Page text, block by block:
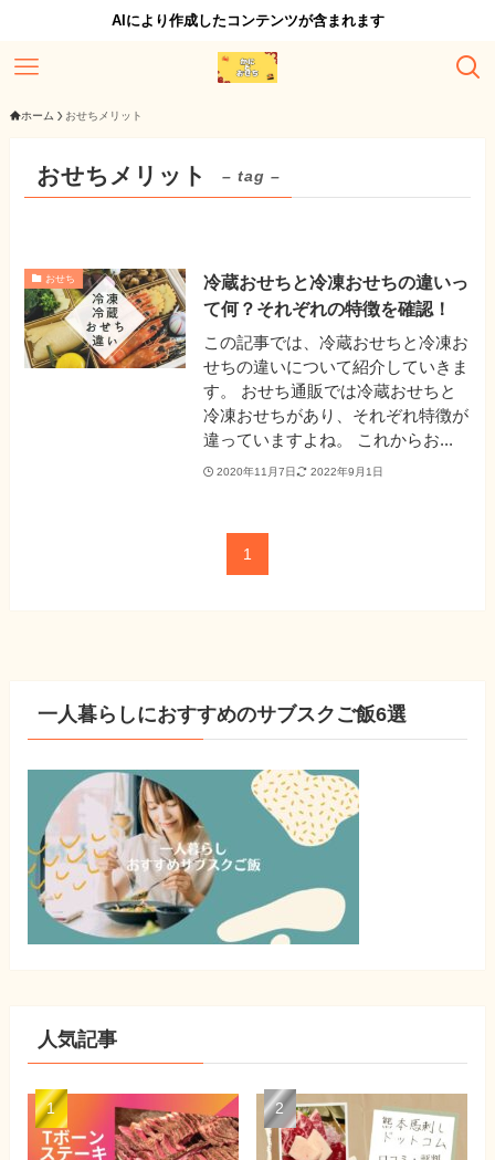
AIにより作成したコンテンツが含まれます
ホーム おせちメリット
おせちメリット – tag –
おせち
冷蔵おせちと冷凍おせちの違いっ
て何？それぞれの特徴を確認！
この記事では、冷蔵おせちと冷凍お
せちの違いについて紹介していきま
す。 おせち通販では冷蔵おせちと
冷凍おせちがあり、それぞれ特徴が
違っていますよね。 これからお...
2020年11月7日 2022年9月1日
1
一人暮らしにおすすめのサブスクご飯6選
人気記事